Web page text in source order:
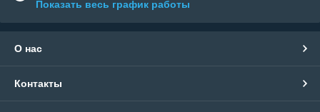
Показать весь график работы
О нас
Контакты